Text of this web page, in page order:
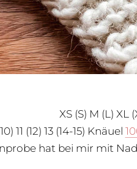
XS (S) M (L) XL
11 (12) 13 (14-15) Knäuel
hat bei mir mit